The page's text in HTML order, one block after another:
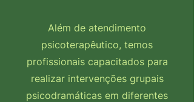
Além de atendimento
psicoterapêutico, temos
profissionais capacitados para
realizar intervenções grupais
psicodramáticas em diferentes